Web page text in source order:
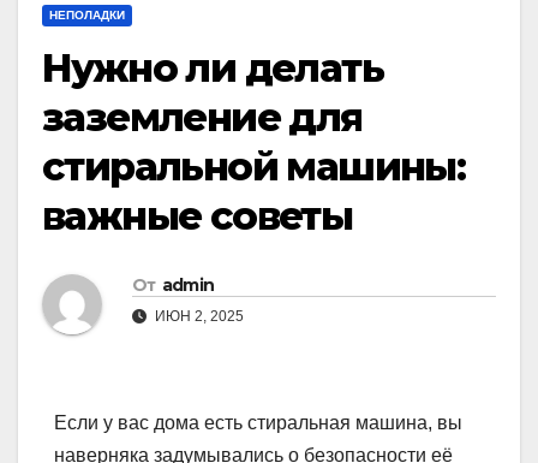
НЕПОЛАДКИ
Нужно ли делать
заземление для
стиральной машины:
важные советы
От admin
ИЮН 2, 2025
Если у вас дома есть стиральная машина, вы
наверняка задумывались о безопасности её